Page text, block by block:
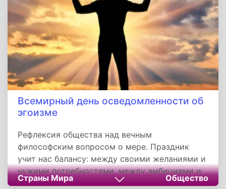
Всемирный день осведомленности об
эгоизме
Рефлексия общества над вечным
философским вопросом о мере. Праздник
учит нас балансу: между своими желаниями и
чужими потребностями, между амбициями и
смирением, между “я хочу” и “я должен”.
Страны Мира Общество